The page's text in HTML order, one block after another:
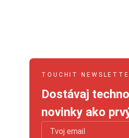
TOUCHIT
Dostávaj
novinky ako